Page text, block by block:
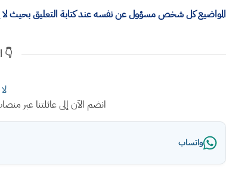
المواضيع كل شخص مسؤول عن نفسه عند كتابة التعليق بحيث
👇
انضم الآن إلى عائلتنا عبر
واتساب